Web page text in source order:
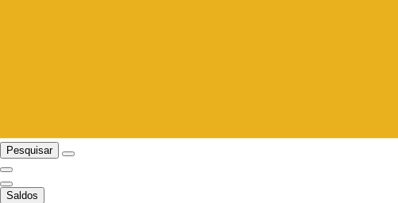
Pesquisar
Saldos